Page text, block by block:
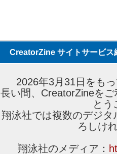
CreatorZine サイトサービス
2026年3月31日をも
長い間、CreatorZineを
とう
翔泳社では複数のデジ
ろしけ
翔泳社のメディア：